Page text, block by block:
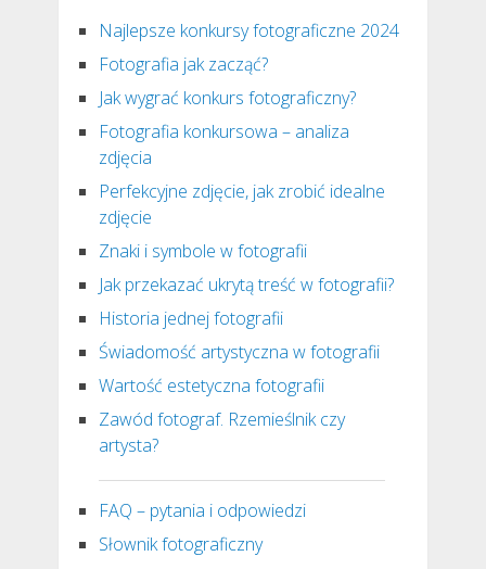
Najlepsze konkursy fotograficzne 2024
Fotografia jak zacząć?
Jak wygrać konkurs fotograficzny?
Fotografia konkursowa – analiza
zdjęcia
Perfekcyjne zdjęcie, jak zrobić idealne
zdjęcie
Znaki i symbole w fotografii
Jak przekazać ukrytą treść w fotografii?
Historia jednej fotografii
Świadomość artystyczna w fotografii
Wartość estetyczna fotografii
Zawód fotograf. Rzemieślnik czy
artysta?
FAQ – pytania i odpowiedzi
Słownik fotograficzny